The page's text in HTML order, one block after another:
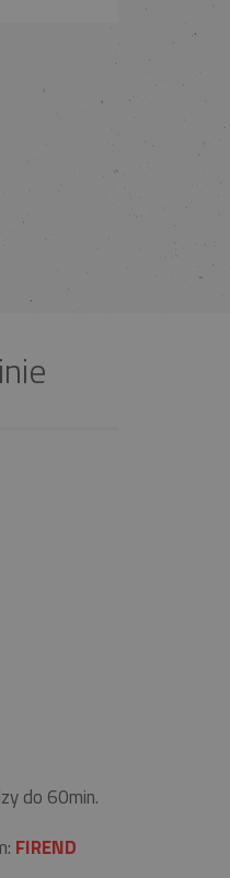
do 60min.
FIREND